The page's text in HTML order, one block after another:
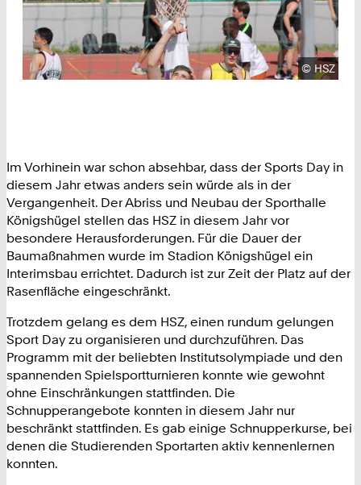
© HSZ
Im Vorhinein war schon absehbar, dass der Sports Day in
diesem Jahr etwas anders sein würde als in der
Vergangenheit. Der Abriss und Neubau der Sporthalle
Königshügel stellen das HSZ in diesem Jahr vor
besondere Herausforderungen. Für die Dauer der
Baumaßnahmen wurde im Stadion Königshügel ein
Interimsbau errichtet. Dadurch ist zur Zeit der Platz auf der
Rasenfläche eingeschränkt.
Trotzdem gelang es dem HSZ, einen rundum gelungen
Sport Day zu organisieren und durchzuführen. Das
Programm mit der beliebten Institutsolympiade und den
spannenden Spielsportturnieren konnte wie gewohnt
ohne Einschränkungen stattfinden. Die
Schnupperangebote konnten in diesem Jahr nur
beschränkt stattfinden. Es gab einige Schnupperkurse, bei
denen die Studierenden Sportarten aktiv kennenlernen
konnten.